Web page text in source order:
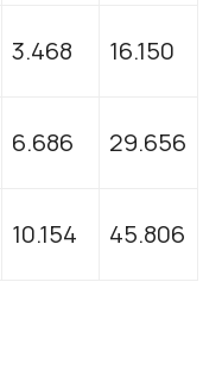
3.468 16.150
6.686 29.656
10.154 45.806